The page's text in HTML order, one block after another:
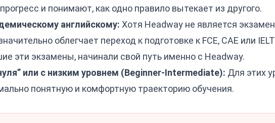
и понимают, как одно правило вытекает из другого.
английскому: Хотя Headway не является
облегчает переход к подготовке к FCE, CAE или
эти экзамены, начинали свой путь именно с Headway.
или с низким уровнем (Beginner-Intermediate): Для этих
понятную и комфортную траекторию обучения.